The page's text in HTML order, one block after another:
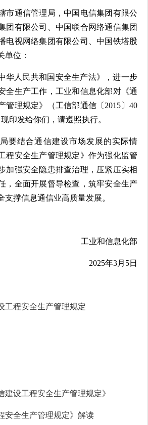
市通信管理局，中国电信集团有限公
团有限公司、中国联合网络通信集团
电视网络集团有限公司、中国铁塔股
单位：
华人民共和国安全生产法》，进一步
全生产工作，工业和信息化部对《通
管理规定》（工信部通信〔2015〕40
印发给你们，请遵照执行。
要结合通信建设市场发展的实际情
程安全生产管理规定》作为强化监管
加强安全隐患排查治理，压紧压实相
，全面开展督导检查，筑牢安全生产
支撑信息通信业高质量发展。
工业和信息化部
2025年3月5日
工程安全生产管理规定
建设工程安全生产管理规定》
安全生产管理规定》解读